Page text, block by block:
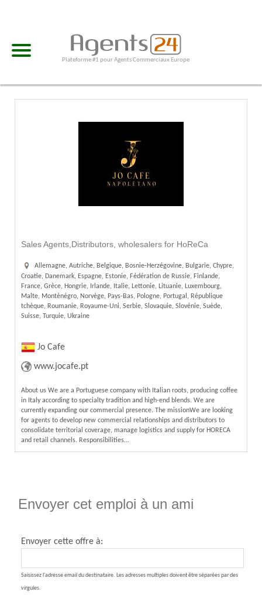
Plateforme #1 pour Agents Commerciaux Europe
Sales Agents,Distributors, wholesalers for HoReCa
Allemagne, Autriche, Belgique, Bosnie-Herzégovine, Bulgarie, Chypre,
Croatie, Danemark, Espagne, Estonie, Fédération de Russie, Finlande,
France, Grèce, Hongrie, Irlande, Italie, Lettonie, Lituanie, Luxembourg,
Malte, Monténégro, Norvège, Pays-Bas, Pologne, Portugal, République
tchèque, Roumanie, Royaume-Uni, Serbie, Slovaquie, Slovénie, Suède,
Suisse, Turquie, Ukraine
Jo Cafe
www.jocafe.pt
About us We are a Portuguese company with Italian roots, producing coffee
in Italy according to specialty tradition and high-end blends. We are
currently expanding our commercial presence. The missionWe are looking
for agents to develop new commercial relationships and distributors to
consolidate territorial coverage, manage logistics and supply for HORECA
and retail channels. Responsibilities...
Envoyer cet emploi à un ami
Envoyer cette offre à:
Saisissez l'adresse email du destinataire. Les adresses multiples doivent être séparées par des
virgules.